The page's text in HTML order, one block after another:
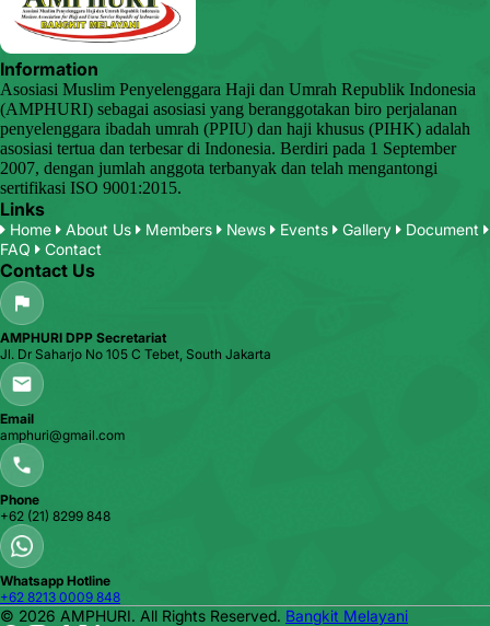
Information
Asosiasi Muslim Penyelenggara Haji dan Umrah Republik Indonesia
(AMPHURI) sebagai asosiasi yang beranggotakan biro perjalanan
penyelenggara ibadah umrah (PPIU) dan haji khusus (PIHK) adalah
asosiasi tertua dan terbesar di Indonesia. Berdiri pada 1 September
2007, dengan jumlah anggota terbanyak dan telah mengantongi
sertifikasi ISO 9001:2015.
Links
Home About Us Members News Events Gallery
Document
FAQ
Contact
Contact Us
AMPHURI DPP Secretariat
Jl. Dr Saharjo No 105 C Tebet, South Jakarta
Email
amphuri@gmail.com
Phone
+62 (21) 8299 848
Whatsapp Hotline
+62 8213 0009 848
© 2026 AMPHURI. All Rights Reserved. Bangkit Melayani